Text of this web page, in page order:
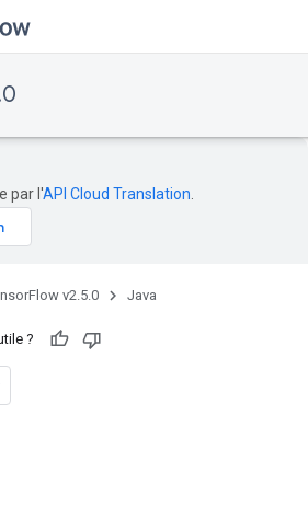
par l'API Cloud Translation
v2.5.0 Java
?